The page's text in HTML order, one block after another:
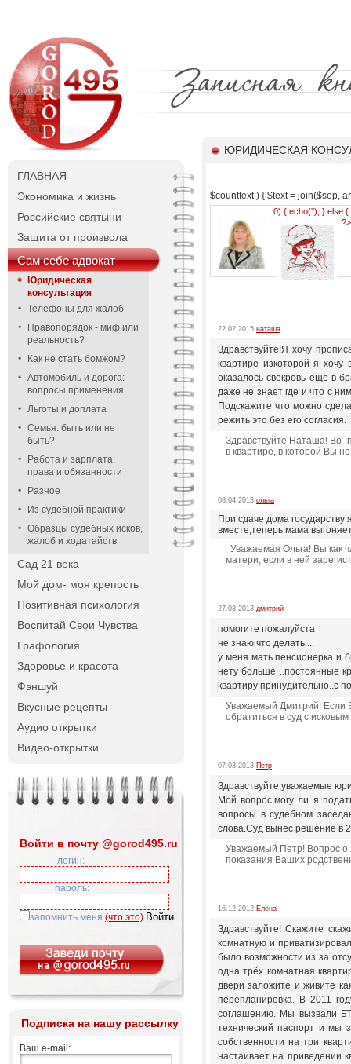
ГЛАВНАЯ
Экономика и жизнь
Российские святыни
Защита от произвола
Сам себе адвокат
Юридическая
консультация
Телефоны для жалоб
Правопорядок - миф или
реальность?
Как не стать бомжом?
Автомобиль и дорога:
вопросы применения
Льготы и доплата
Семья: быть или не
быть?
Работа и зарплата:
права и обязанности
Разное
Из судебной практики
Образцы судебных исков,
жалоб и ходатайств
Сад 21 века
Мой дом- моя крепость
Позитивная психология
Воспитай Свои Чувства
Графология
Здоровье и красота
Фэншуй
Вкусные рецепты
Аудио открытки
Видео-открытки
Войти в почту @gorod495.ru
логин:
пароль:
запомнить меня (что это)
Подписка на нашу рассылку
Ваш e-mail:
ЮРИДИЧЕСКАЯ
$counttext ) { $text = join($sep,
0) { echo(''); } else {
?>
22.02.2015:наташа
Здравствуйте!Я хочу
квартире изкоторой я
оказалось свекровь еще в
даже не знает где и что с
Подскажите что можно
режить это без его согласия.
Здравствуйте Наташа! Во-
в квартире, в которой Вы
08.04.2013:ольга
При сдаче дома
вместе,теперь мама
Уважаемая Ольга! Вы как
матери, если в ней
27.03.2013:дмитрий
помогите пожалуйста
не знаю что делать....
у меня мать пенсионерка и
нету больше ..постоянные
квартиру принудительно..с
Уважаемый Дмитрий! Если
обратиться в суд с
07.03.2013: Петр
Здравствуйте,уважаемые
Мой вопрос:могу ли я
вопросы в судебном
слова.Суд вынес решение в
Уважаемый Петр! Вопрос о
показания Ваших
16.12.2012: Елена
Здравствуйте! Скажите
комнатную и
было возможности из за
одна трёх комнатная
двери заложите и живите
перепланировка. В 2011
соглашению. Мы вызвали
технический паспорт и мы
собственности на три
настаивает на приведении